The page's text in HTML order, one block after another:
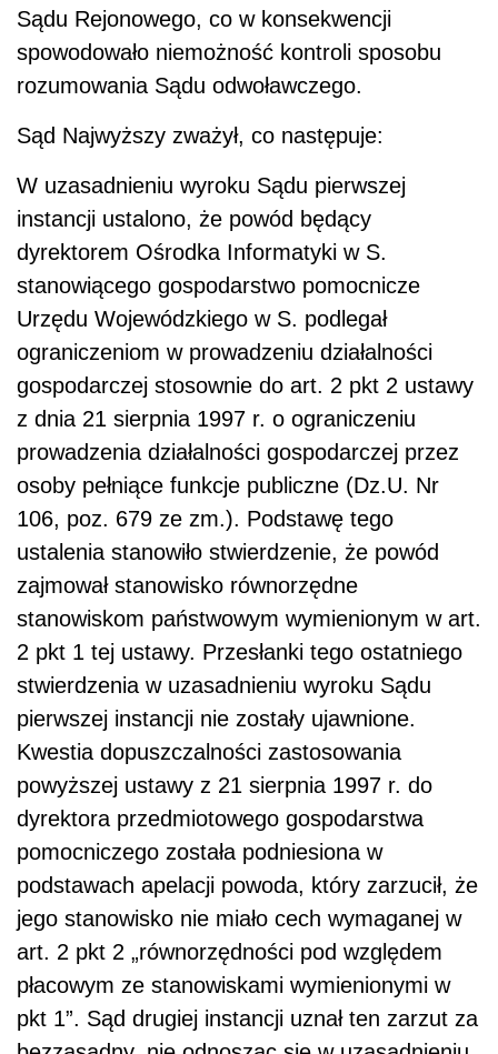
Sądu Rejonowego, co w konsekwencji
spowodowało niemożność kontroli sposobu
rozumowania Sądu odwoławczego.
Sąd Najwyższy zważył, co następuje:
W uzasadnieniu wyroku Sądu pierwszej
instancji ustalono, że powód będący
dyrektorem Ośrodka Informatyki w S.
stanowiącego gospodarstwo pomocnicze
Urzędu Wojewódzkiego w S. podlegał
ograniczeniom w prowadzeniu działalności
gospodarczej stosownie do art. 2 pkt 2 ustawy
z dnia 21 sierpnia 1997 r. o ograniczeniu
prowadzenia działalności gospodarczej przez
osoby pełniące funkcje publiczne (Dz.U. Nr
106, poz. 679 ze zm.). Podstawę tego
ustalenia stanowiło stwierdzenie, że powód
zajmował stanowisko równorzędne
stanowiskom państwowym wymienionym w art.
2 pkt 1 tej ustawy. Przesłanki tego ostatniego
stwierdzenia w uzasadnieniu wyroku Sądu
pierwszej instancji nie zostały ujawnione.
Kwestia dopuszczalności zastosowania
powyższej ustawy z 21 sierpnia 1997 r. do
dyrektora przedmiotowego gospodarstwa
pomocniczego została podniesiona w
podstawach apelacji powoda, który zarzucił, że
jego stanowisko nie miało cech wymaganej w
art. 2 pkt 2 „równorzędności pod względem
płacowym ze stanowiskami wymienionymi w
pkt 1”. Sąd drugiej instancji uznał ten zarzut za